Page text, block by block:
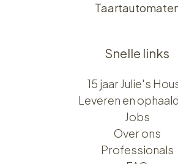
Snelle links
15 jaar Julie's
Leveren en
Jobs
Over ons​​
Professionals